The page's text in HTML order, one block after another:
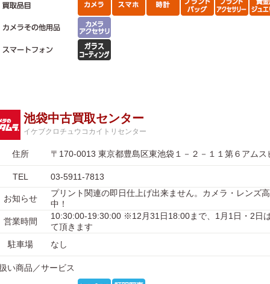
池袋中古買取センター
イケブクロチュウコカイトリセンター
住所 〒170-0013 東京都豊島区東池袋１－２－１１第６アムス
TEL 03-5911-7813
お知らせ
プリント関連の即日仕上げ出来ません。カメラ・レンズ
中！
営業時間
10:30:00-19:30:00 ※12月31日18:00まで、1月1日・2日
て頂きます
駐車場
なし
い商品／サービス